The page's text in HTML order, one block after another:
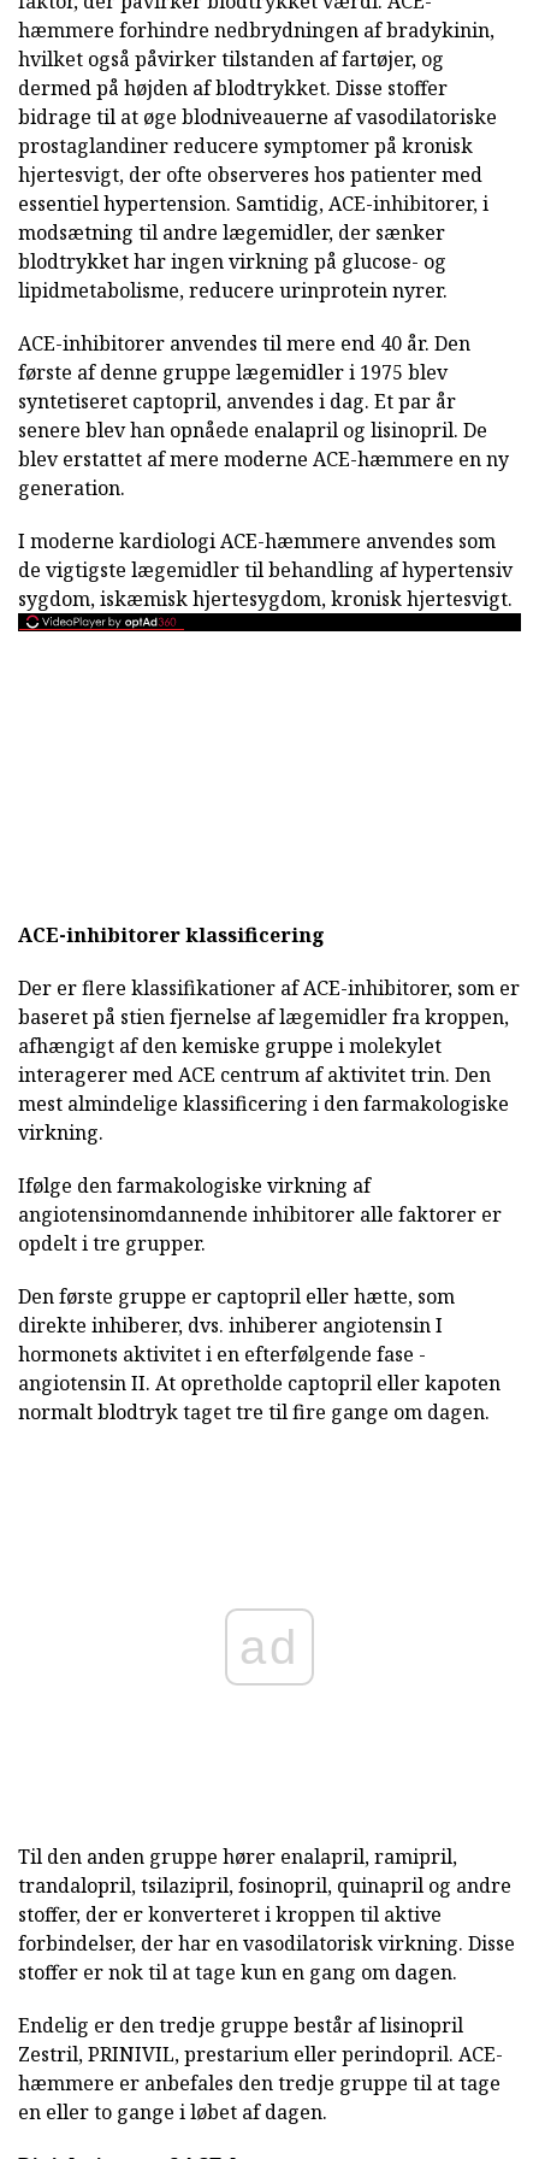
hæmmere forhindre nedbrydningen af bradykinin,
hvilket også påvirker tilstanden af fartøjer, og
dermed på højden af blodtrykket. Disse stoffer
bidrage til at øge blodniveauerne af vasodilatoriske
prostaglandiner reducere symptomer på kronisk
hjertesvigt, der ofte observeres hos patienter med
essentiel hypertension. Samtidig, ACE-inhibitorer, i
modsætning til andre lægemidler, der sænker
blodtrykket har ingen virkning på glucose- og
lipidmetabolisme, reducere urinprotein nyrer.
ACE-inhibitorer anvendes til mere end 40 år. Den
første af denne gruppe lægemidler i 1975 blev
syntetiseret captopril, anvendes i dag. Et par år
senere blev han opnåede enalapril og lisinopril. De
blev erstattet af mere moderne ACE-hæmmere en ny
generation.
I moderne kardiologi ACE-hæmmere anvendes som
de vigtigste lægemidler til behandling af hypertensiv
sygdom, iskæmisk hjertesygdom, kronisk hjertesvigt.
ACE-inhibitorer klassificering
Der er flere klassifikationer af ACE-inhibitorer, som er
baseret på stien fjernelse af lægemidler fra kroppen,
afhængigt af den kemiske gruppe i molekylet
interagerer med ACE centrum af aktivitet trin. Den
mest almindelige klassificering i den farmakologiske
virkning.
Ifølge den farmakologiske virkning af
angiotensinomdannende inhibitorer alle faktorer er
opdelt i tre grupper.
Den første gruppe er captopril eller hætte, som
direkte inhiberer, dvs. inhiberer angiotensin I
hormonets aktivitet i en efterfølgende fase -
angiotensin II. At opretholde captopril eller kapoten
normalt blodtryk taget tre til fire gange om dagen.
ad
Til den anden gruppe hører enalapril, ramipril,
trandalopril, tsilazipril, fosinopril, quinapril og andre
stoffer, der er konverteret i kroppen til aktive
forbindelser, der har en vasodilatorisk virkning. Disse
stoffer er nok til at tage kun en gang om dagen.
Endelig er den tredje gruppe består af lisinopril
Zestril, PRINIVIL, prestarium eller perindopril. ACE-
hæmmere er anbefales den tredje gruppe til at tage
en eller to gange i løbet af dagen.